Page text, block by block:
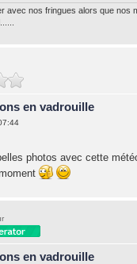
avec nos fringues alors que nos
en vadrouille
photos avec cette
en vadrouille